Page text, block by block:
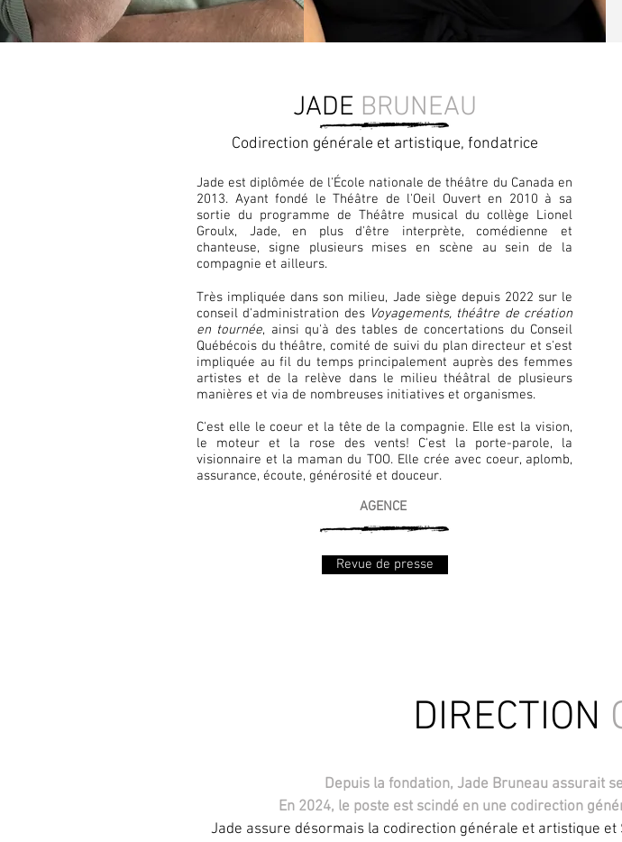
JADE BRUNEAU
Codirection générale et artistique, fondatrice
Jade est diplômée de l'École nationale de théâtre du Canada en
2013. Ayant fondé le Théâtre de l'Oeil Ouvert en 2010 à sa
sortie du programme de Théâtre musical du collège Lionel
Groulx, Jade, en plus d'être interprète, comédienne et
chanteuse, signe plusieurs mises en scène au sein de la
compagnie et ailleurs.
Très impliquée dans son milieu, Jade siège depuis 2022 sur le
conseil d'administration des Voyagements, théâtre de création
en tournée, ainsi qu'à des tables de concertations du Conseil
Québécois du théâtre, comité de suivi du plan directeur et s'est
impliquée au fil du temps principalement auprès des femmes
artistes et de la relève dans le milieu théâtral de plusieurs
manières et via de nombreuses initiatives et organismes.
C'est elle le coeur et la tête de la compagnie. Elle est la vision,
le moteur et la rose des vents! C'est la porte-parole, la
visionnaire et la maman du TOO. Elle crée avec coeur, aplomb,
assurance, écoute, générosité et douceur.
AGENCE
Revue de presse
DIRECTION
Depuis la fondation, Jade Bruneau assurait
En 2024, le poste est scindé en une codirection
Jade assure désormais la codirection générale et artistique